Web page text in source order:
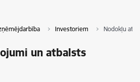
Investoriem Nodokļu
un atbalsts